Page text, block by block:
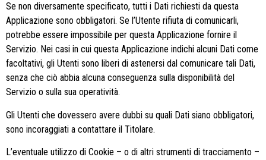
Se non diversamente specificato, tutti i Dati richiesti da questa
Applicazione sono obbligatori. Se l’Utente rifiuta di comunicarli,
potrebbe essere impossibile per questa Applicazione fornire il
Servizio. Nei casi in cui questa Applicazione indichi alcuni Dati come
facoltativi, gli Utenti sono liberi di astenersi dal comunicare tali Dati,
senza che ciò abbia alcuna conseguenza sulla disponibilità del
Servizio o sulla sua operatività.
Gli Utenti che dovessero avere dubbi su quali Dati siano obbligatori,
sono incoraggiati a contattare il Titolare.
L’eventuale utilizzo di Cookie – o di altri strumenti di tracciamento –